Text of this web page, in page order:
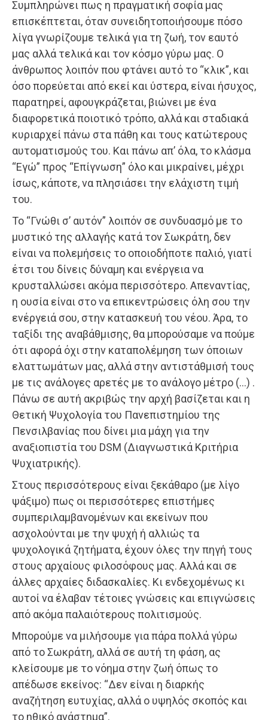
Συμπληρώνει πως η πραγματική σοφία μας
επισκέπτεται, όταν συνειδητοποιήσουμε πόσο
λίγα γνωρίζουμε τελικά για τη ζωή, τον εαυτό
μας αλλά τελικά και τον κόσμο γύρω μας. Ο
άνθρωπος λοιπόν που φτάνει αυτό το “κλικ”, και
όσο πορεύεται από εκεί και ύστερα, είναι ήσυχος,
παρατηρεί, αφουγκράζεται, βιώνει με ένα
διαφορετικά ποιοτικό τρόπο, αλλά και σταδιακά
κυριαρχεί πάνω στα πάθη και τους κατώτερους
αυτοματισμούς του. Και πάνω απ’ όλα, το κλάσμα
“Εγώ” προς “Επίγνωση” όλο και μικραίνει, μέχρι
ίσως, κάποτε, να πλησιάσει την ελάχιστη τιμή
του.
Το “Γνώθι σ’ αυτόν” λοιπόν σε συνδυασμό με το
μυστικό της αλλαγής κατά τον Σωκράτη, δεν
είναι να πολεμήσεις το οποιοδήποτε παλιό, γιατί
έτσι του δίνεις δύναμη και ενέργεια να
κρυσταλλώσει ακόμα περισσότερο. Απεναντίας,
η ουσία είναι στο να επικεντρώσεις όλη σου την
ενέργειά σου, στην κατασκευή του νέου. Άρα, το
ταξίδι της αναβάθμισης, θα μπορούσαμε να πούμε
ότι αφορά όχι στην καταπολέμηση των όποιων
ελαττωμάτων μας, αλλά στην αντιστάθμισή τους
με τις ανάλογες αρετές με το ανάλογο μέτρο (…) .
Πάνω σε αυτή ακριβώς την αρχή βασίζεται και η
Θετική Ψυχολογία του Πανεπιστημίου της
Πενσιλβανίας που δίνει μια μάχη για την
αναξιοπιστία του DSM (Διαγνωστικά Κριτήρια
Ψυχιατρικής).
Στους περισσότερους είναι ξεκάθαρο (με λίγο
ψάξιμο) πως οι περισσότερες επιστήμες
συμπεριλαμβανομένων και εκείνων που
ασχολούνται με την ψυχή ή αλλιώς τα
ψυχολογικά ζητήματα, έχουν όλες την πηγή τους
στους αρχαίους φιλοσόφους μας. Αλλά και σε
άλλες αρχαίες διδασκαλίες. Κι ενδεχομένως κι
αυτοί να έλαβαν τέτοιες γνώσεις και επιγνώσεις
από ακόμα παλαιότερους πολιτισμούς.
Μπορούμε να μιλήσουμε για πάρα πολλά γύρω
από το Σωκράτη, αλλά σε αυτή τη φάση, ας
κλείσουμε με το νόημα στην ζωή όπως το
απέδωσε εκείνος: “Δεν είναι η διαρκής
αναζήτηση ευτυχίας, αλλά ο υψηλός σκοπός και
το ηθικό ανάστημα”.